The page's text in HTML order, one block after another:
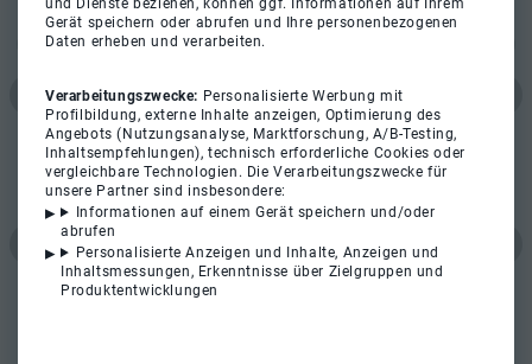
und Dienste beziehen, können ggf. Informationen auf Ihrem
Gerät speichern oder abrufen und Ihre personenbezogenen
Daten erheben und verarbeiten.
Verarbeitungszwecke: Personalisierte Werbung mit
Profilbildung, externe Inhalte anzeigen, Optimierung des
Angebots (Nutzungsanalyse, Marktforschung, A/B-Testing,
Inhaltsempfehlungen), technisch erforderliche Cookies oder
vergleichbare Technologien. Die Verarbeitungszwecke für
unsere Partner sind insbesondere:
Informationen auf einem Gerät speichern und/oder
abrufen
Personalisierte Anzeigen und Inhalte, Anzeigen und
Inhaltsmessungen, Erkenntnisse über Zielgruppen und
Produktentwicklungen